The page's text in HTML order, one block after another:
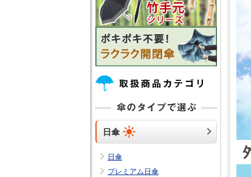
日傘
日傘
プレミアム日傘